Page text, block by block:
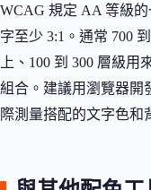
WCAG 規定 AA 等級
字至少 3:1。通常 700
上、100 到 300 層級
組合。建議用瀏覽器開
際測量搭配的文字色和